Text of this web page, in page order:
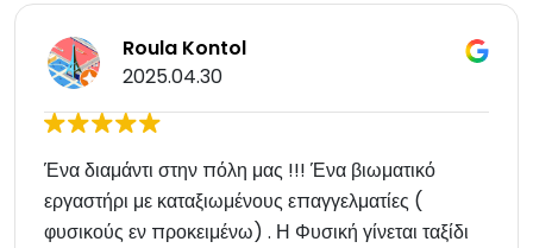
Roula Kontol
2025.04.30
Ένα διαμάντι στην πόλη μας !!! Ένα βιωματικό
εργαστήρι με καταξιωμένους επαγγελματίες (
φυσικούς εν προκειμένω) . Η Φυσική γίνεται ταξίδι